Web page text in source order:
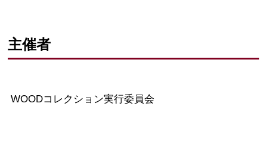
主催者
WOODコレクション実行委員会